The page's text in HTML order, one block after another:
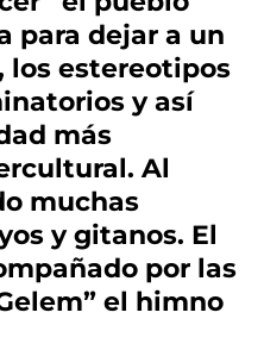
para dejar a un
los estereotipos
y así
más
Al
muchas
y gitanos. El
por las
el himno